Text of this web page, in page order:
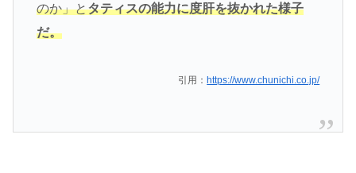
のか」とタティスの能力に度肝を抜かれた様子
だ。
引用：https://www.chunichi.co.jp/